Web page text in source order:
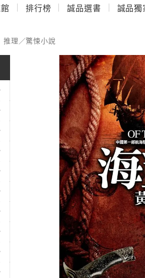
排行榜 誠品選書 誠品獨
推理／驚悚小說